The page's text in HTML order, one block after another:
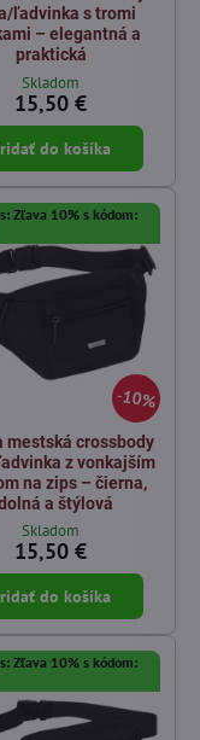
ľadvinka s tromi
– elegantná a
praktická
Skladom
15,50 €
do košíka
10%
Zľava 10% s kódom:
mestská crossbody
z vonkajším
na zips – čierna,
a štýlová
Skladom
15,50 €
do košíka
Zľava 10% s kódom: